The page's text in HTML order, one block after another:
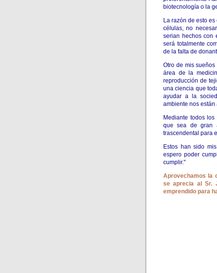
biotecnología o la
La razón de esto
células, no
serian hechos con
será totalmente
de la falta de
Otro de mis
área de la
reproducción de
una ciencia que
ayudar a la
ambiente nos están
Mediante todos
que sea de gran
trascendental para
Estos han sido
espero poder
cumplir."
Aprovechamos la
se aprecia al Sr.
emprendido para